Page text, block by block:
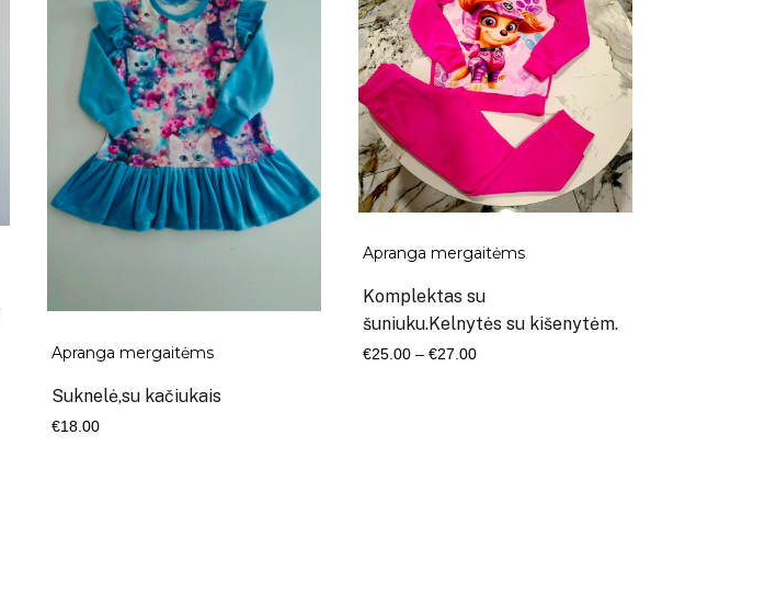
Apranga mergaitėms
Suknelė,su kačiukais
€18.00
Apranga mergaitėms
Komplektas su
šuniuku.Kelnytės su kišenytėm.
€25.00 – €27.00Kaina